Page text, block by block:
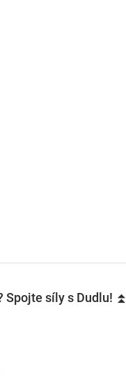
síly s Dudlu! ⏫